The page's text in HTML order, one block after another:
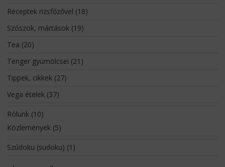
Receptek rizsfőzővel (18)
Szószok, mártások(19)
Tea (20)
Tenger gyümölcsei (21)
Tippek, cikkek(27)
Vega ételek(37)
Rólunk(10)
Közlemények(5)
Szúdoku (sudoku) (1)